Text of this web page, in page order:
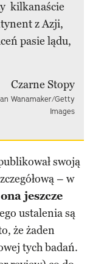
kilkanaście
z Azji,
pasie lądu,
Wanamaker/Getty
Images
swoją
– w
jeszcze
ustalenia są
że żaden
tych badań.